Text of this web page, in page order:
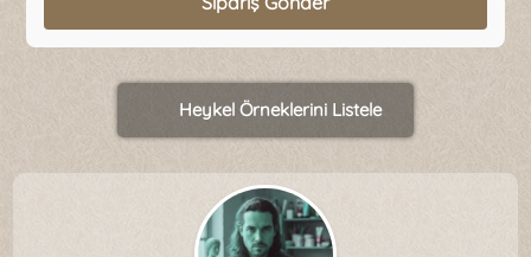
Heykel Örneklerini Listele